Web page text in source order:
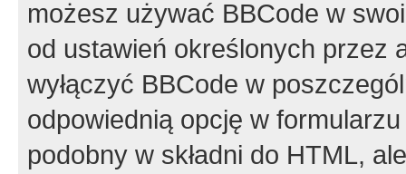
możesz używać BBCode w
od ustawień określonych przez
wyłączyć BBCode w
odpowiednią opcję w
podobny w składni do HTML,